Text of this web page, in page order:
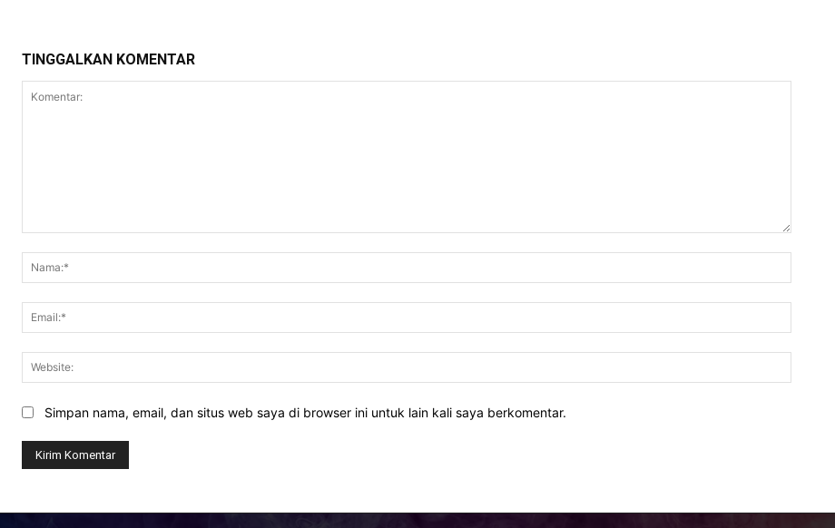
TINGGALKAN KOMENTAR
Simpan nama, email, dan situs web saya di browser ini untuk lain kali saya berkomentar.